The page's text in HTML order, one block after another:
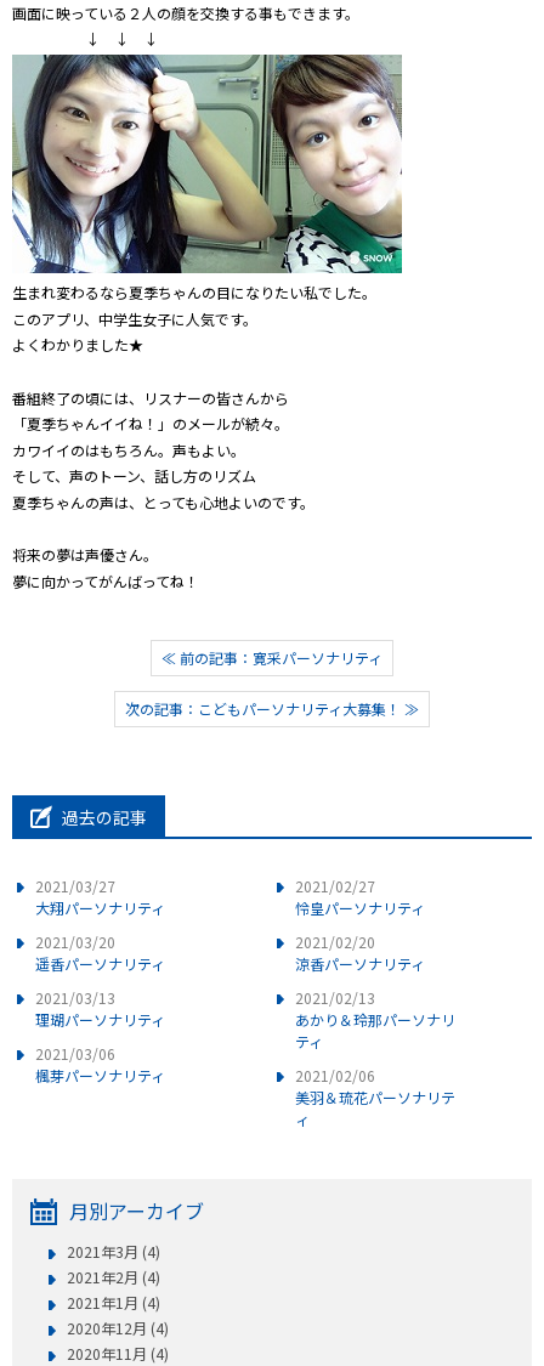
画面に映っている２人の顔を交換する事もできます。
↓ ↓ ↓
生まれ変わるなら夏季ちゃんの目になりたい私でした。
このアプリ、中学生女子に人気です。
よくわかりました★
番組終了の頃には、リスナーの皆さんから
「夏季ちゃんイイね！」のメールが続々。
カワイイのはもちろん。声もよい。
そして、声のトーン、話し方のリズム
夏季ちゃんの声は、とっても心地よいのです。
将来の夢は声優さん。
夢に向かってがんばってね！
≪ 前の記事：寛采パーソナリティ
次の記事：こどもパーソナリティ大募集！ ≫
過去の記事
2021/03/27
大翔パーソナリティ
2021/03/20
遥香パーソナリティ
2021/03/13
理瑚パーソナリティ
2021/03/06
楓芽パーソナリティ
2021/02/27
怜皇パーソナリティ
2021/02/20
涼香パーソナリティ
2021/02/13
あかり＆玲那パーソナリ
ティ
2021/02/06
美羽＆琉花パーソナリテ
ィ
月別アーカイブ
2021年3月 (4)
2021年2月 (4)
2021年1月 (4)
2020年12月 (4)
2020年11月 (4)